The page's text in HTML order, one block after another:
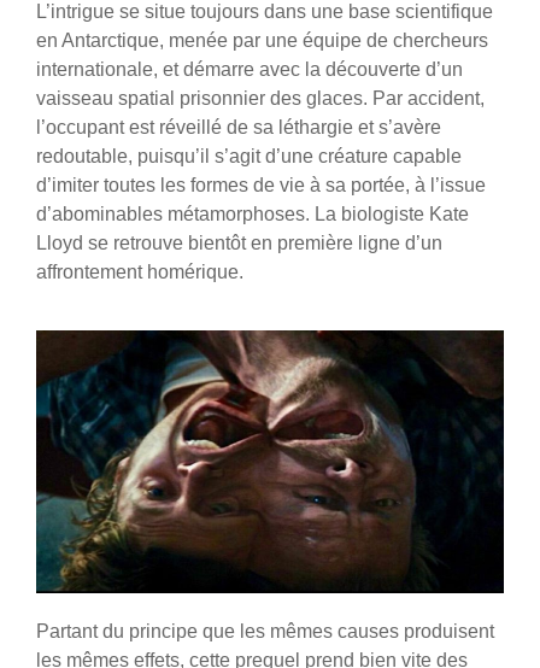
L’intrigue se situe toujours dans une base scientifique
en Antarctique, menée par une équipe de chercheurs
internationale, et démarre avec la découverte d’un
vaisseau spatial prisonnier des glaces. Par accident,
l’occupant est réveillé de sa léthargie et s’avère
redoutable, puisqu’il s’agit d’une créature capable
d’imiter toutes les formes de vie à sa portée, à l’issue
d’abominables métamorphoses. La biologiste Kate
Lloyd se retrouve bientôt en première ligne d’un
affrontement homérique.
Partant du principe que les mêmes causes produisent
les mêmes effets, cette prequel prend bien vite des